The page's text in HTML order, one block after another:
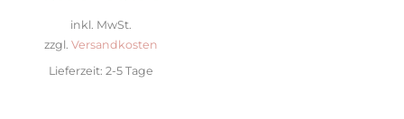
inkl. MwSt.
zzgl. Versandkosten
Lieferzeit: 2-5 Tage